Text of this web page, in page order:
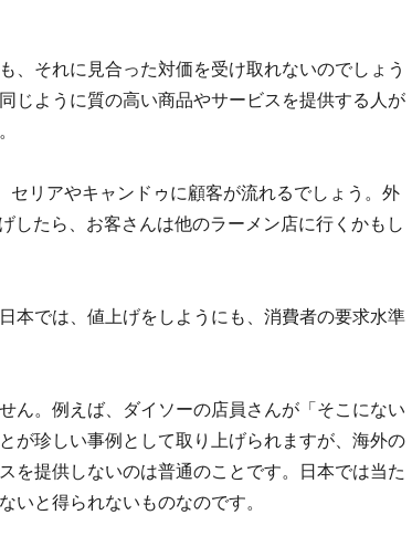
、それに見合った対価を受け取れないのでしょう
じように質の高い商品やサービスを提供する人が
セリアやキャンドゥに顧客が流れるでしょう。外
したら、お客さんは他のラーメン店に行くかもし
本では、値上げをしようにも、消費者の要求水準
ん。例えば、ダイソーの店員さんが「そこにない
が珍しい事例として取り上げられますが、海外の
を提供しないのは普通のことです。日本では当た
いと得られないものなのです。